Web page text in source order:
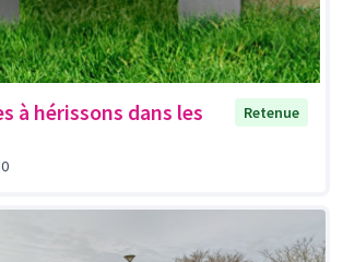
à hérissons dans les
Retenue
0